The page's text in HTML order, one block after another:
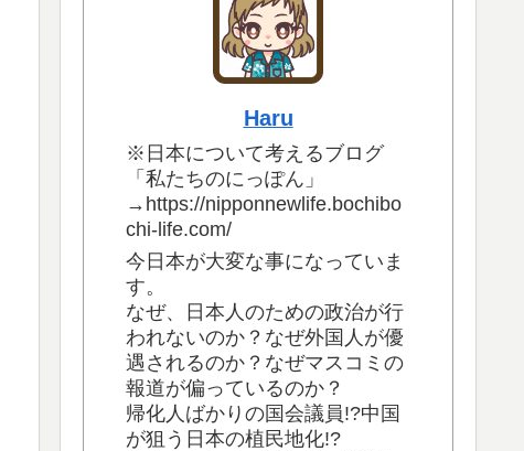
Haru
※日本について考えるブログ
「私たちのにっぽん」
→https://nipponnewlife.bochibo
chi-life.com/
今日本が大変な事になっていま
す。
なぜ、日本人のための政治が行
われないのか？なぜ外国人が優
遇されるのか？なぜマスコミの
報道が偏っているのか？
帰化人ばかりの国会議員!?中国
が狙う日本の植民地化!?